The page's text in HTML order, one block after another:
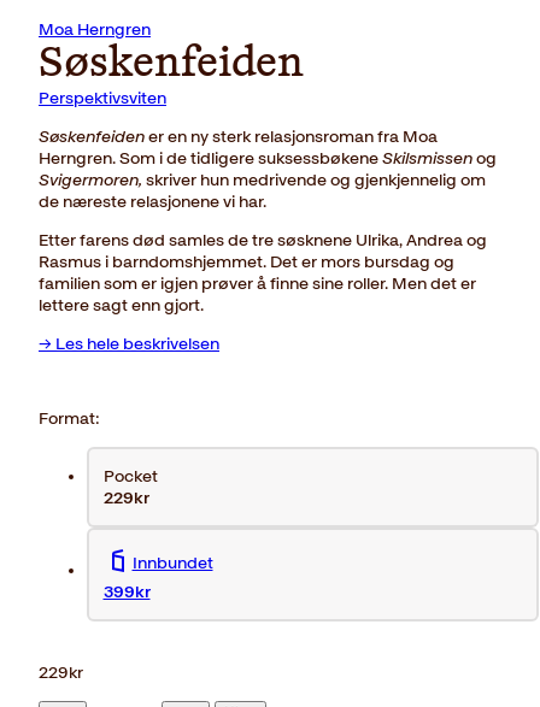
Moa Herngren
Søskenfeiden
Perspektivsviten
Søskenfeidener en ny sterk relasjonsroman fra Moa
Herngren. Som i de tidligere suksessbøkeneSkilsmissenog
Svigermoren, skriver hun medrivende og gjenkjennelig om
de næreste relasjonene vi har.
Etter farens død samles de tre søsknene Ulrika, Andrea og
Rasmus i barndomshjemmet. Det er mors bursdag og
familien som er igjen prøver å finne sine roller. Men det er
lettere sagt enn gjort.
→ Les hele beskrivelsen
Format:
Pocket
229kr
Innbundet
399kr
229kr